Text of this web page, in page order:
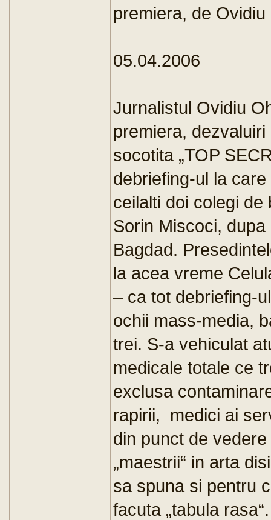
premiera, de
05.04.2006
Jurnalistul Ovidiu
premiera,
socotita „TOP
debriefing-ul la
ceilalti doi colegi
Sorin Miscoci,
Bagdad.
la acea vreme
– ca tot debriefing-
ochii mass-media,
trei. S-a vehiculat
medicale totale ce
exclusa
rapirii, medici ai
din punct de
„maestrii“ in arta
sa spuna si pentru
facuta „tabula